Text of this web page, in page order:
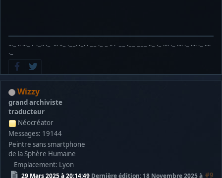
···− ·· ···− · ·−·· ·− ··· ··− ·−−· ·−· · −− ·− − ·· · −− ·−− −−− ··− ·− ···· ·− ···· ·− ···· ·− ····
·−
Wizzy
grand archiviste
traducteur
Néocréator
Messages: 19144
Peintre sans smartphone
de la Sphère Humaine
Emplacement: Lyon
29 Mars 2025 à 20:14:49 #9
Dernière édition: 18 Novembre 2025 à